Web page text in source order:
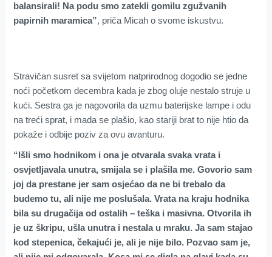
balansirali! Na podu smo zatekli gomilu zgužvanih
papirnih maramica”, priča Micah o svome iskustvu.
Stravičan susret sa svijetom natprirodnog dogodio se jedne
noći početkom decembra kada je zbog oluje nestalo struje u
kući. Sestra ga je nagovorila da uzmu baterijske lampe i odu
na treći sprat, i mada se plašio, kao stariji brat to nije htio da
pokaže i odbije poziv za ovu avanturu.
“Išli smo hodnikom i ona je otvarala svaka vrata i
osvjetljavala unutra, smijala se i plašila me. Govorio sam
joj da prestane jer sam osjećao da ne bi trebalo da
budemo tu, ali nije me poslušala. Vrata na kraju hodnika
bila su drugačija od ostalih – teška i masivna. Otvorila ih
je uz škripu, ušla unutra i nestala u mraku. Ja sam stajao
kod stepenica, čekajući je, ali je nije bilo. Pozvao sam je,